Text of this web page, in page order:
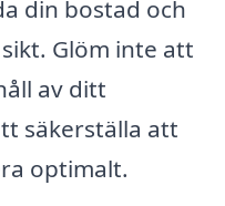
din bostad och
Glöm inte att
av ditt
säkerställa att
optimalt.